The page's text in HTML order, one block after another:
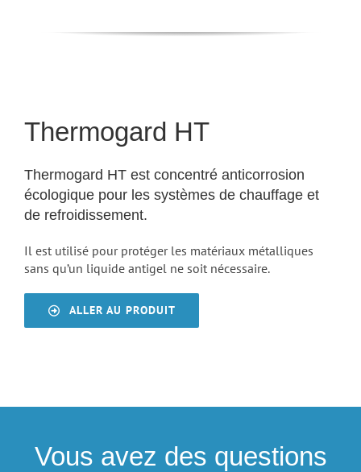
Thermogard HT
Thermogard HT est concentré anticorrosion
écologique pour les systèmes de chauffage et
de refroidissement.
Il est utilisé pour protéger les matériaux métalliques
sans qu’un liquide antigel ne soit nécessaire.
ALLER AU PRODUIT
Vous avez des questions